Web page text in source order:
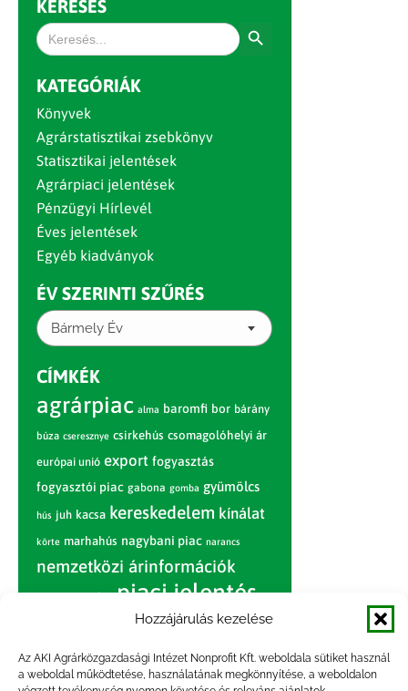
Hozzájárulás kezelése
Az AKI Agrárközgazdasági Intézet Nonprofit Kft. weboldala sütiket használ
a weboldal működtetése, használatának megkönnyítése, a weboldalon
KERESÉS
Search
for:
KATEGÓRIÁK
Könyvek
Agrárstatisztikai zsebkönyv
Statisztikai jelentések
Agrárpiaci jelentések
Pénzügyi Hírlevél
Éves jelentések
Egyéb kiadványok
ÉV SZERINTI SZŰRÉS
Bármely Év
CÍMKÉK
agrárpiac alma baromfi bor bárány
búza cseresznye csirkehús csomagolóhelyi ár
európai unió export fogyasztás
fogyasztói piac gabona gomba gyümölcs
hús juh kacsa kereskedelem kínálat
körte marhahús nagybani piac narancs
nemzetközi árinformációk
piac piaci jelentés
sertés sertéshús
szarvasmarha termelés termelői
ár tojás világpiac vágóbárány